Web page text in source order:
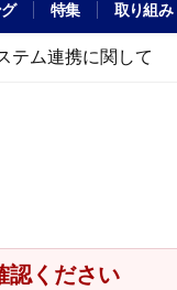
特集 取り組み
テム連携に関して
認ください